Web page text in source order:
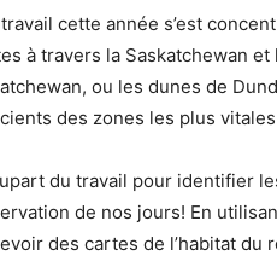
cette année s’est
à travers la Saskatchewan
ou les dunes de
des zones les plus
du travail pour identifier
de nos jours! En
des cartes de l’habitat du